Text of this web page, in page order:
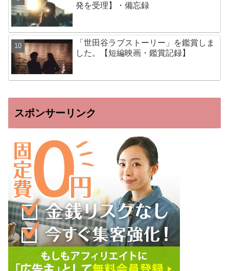
発を受理】・備忘録
「世田谷ラブストーリー」を鑑賞しま
した。【短編映画・鑑賞記録】
スポンサーリンク